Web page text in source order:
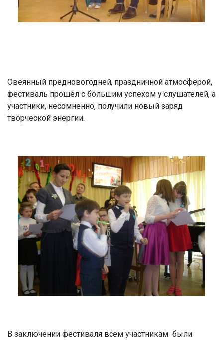
Овеянный предновогодней, праздничной атмосферой,
фестиваль прошёл с большим успехом у слушателей, а
участники, несомненно, получили новый заряд
творческой энергии.
В заключении фестиваля всем участникам были